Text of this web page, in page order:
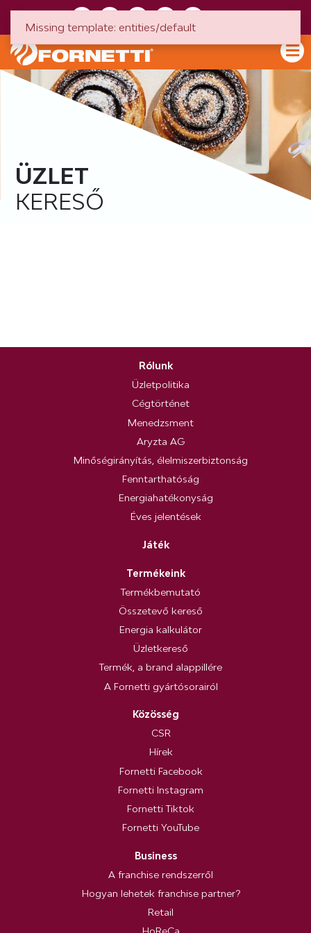
ÜZLET
KERESŐ
Rólunk
Üzletpolitika
Cégtörténet
Menedzsment
Aryzta AG
Minőségirányítás, élelmiszerbiztonság
Fenntarthatóság
Energiahatékonyság
Éves jelentések
Játék
Termékeink
Termékbemutató
Összetevő kereső
Energia kalkulátor
Üzletkereső
Termék, a brand alappillére
A Fornetti gyártósorairól
Közösség
CSR
Hírek
Fornetti Facebook
Fornetti Instagram
Fornetti Tiktok
Fornetti YouTube
Business
A franchise rendszerről
Hogyan lehetek franchise partner?
Retail
Missing template: entities/default